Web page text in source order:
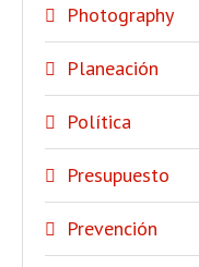
Photography
Planeación
Política
Presupuesto
Prevención